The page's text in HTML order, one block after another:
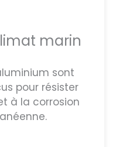
marin
sont
pour résister
à la corrosion